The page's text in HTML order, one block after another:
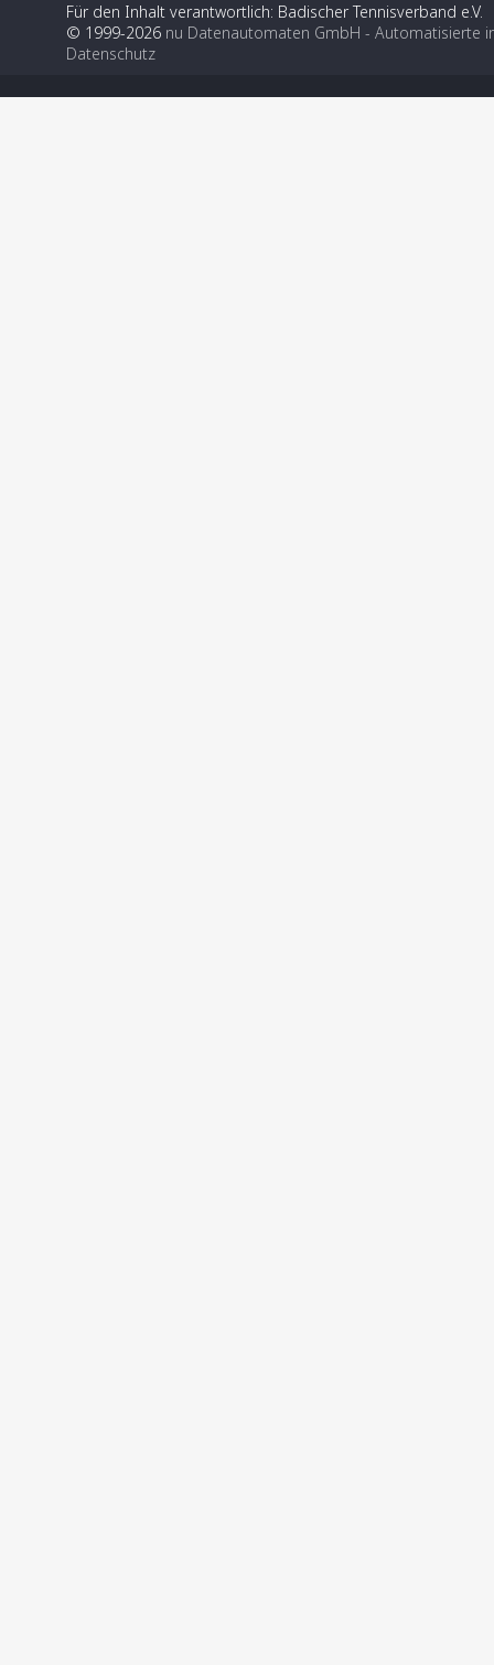
Für den Inhalt verantwortlich: Badischer Tennisverband e.V.
© 1999-2026 nu Datenautomaten GmbH - Automatisierte
Datenschutz